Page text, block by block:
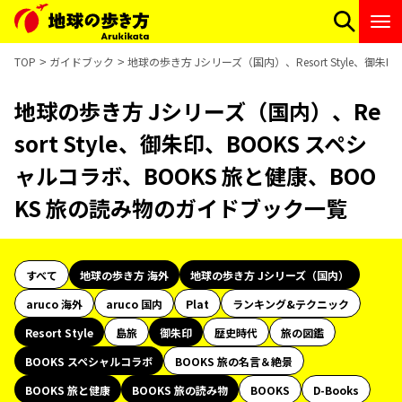
TOP ガイドブック 地球の歩き方 Jシリーズ（国内）、Resort Style、御朱
地球の歩き方 Jシリーズ（国内）、Re
sort Style、御朱印、BOOKS スペシ
ャルコラボ、BOOKS 旅と健康、BOO
KS 旅の読み物のガイドブック一覧
すべて 地球の歩き方 海外
地球の歩き方 Jシリーズ（国内）
aruco 海外
aruco 国内 Plat
ランキング&テクニック
Resort Style
島旅 御朱印 歴史時代
旅の図鑑
BOOKS スペシャルコラボ
BOOKS 旅の名言＆絶景
BOOKS 旅と健康
BOOKS 旅の読み物 BOOKS D-Books